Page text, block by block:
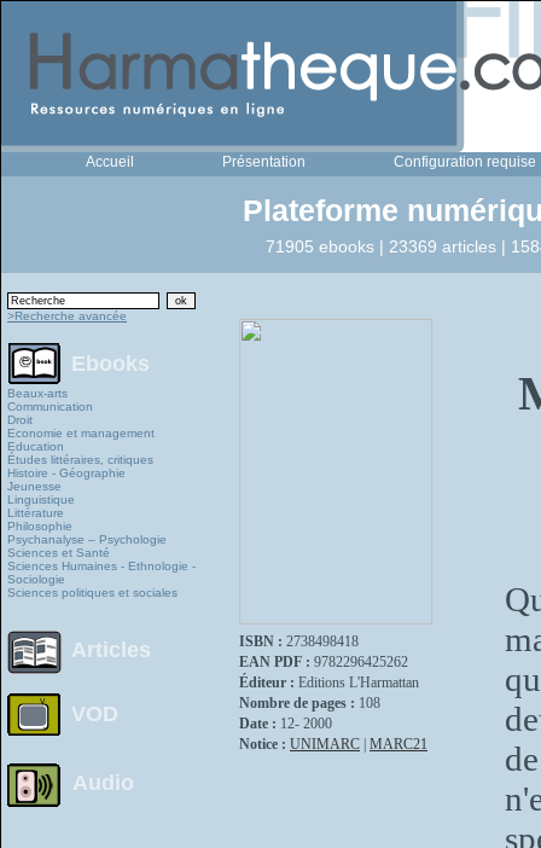
Accueil Présentation Configuration requise
Plateforme
71905 ebooks | 23369 articles |
>Recherche avancée
Ebooks
Beaux-arts
Communication
Droit
Economie et management
Education
Études littéraires, critiques
Histoire - Géographie
Jeunesse
Linguistique
Littérature
Philosophie
Psychanalyse – Psychologie
Sciences et Santé
Sciences Humaines - Ethnologie -
Sociologie
Sciences politiques et sociales
Articles
VOD
Audio
ISBN : 2738498418
EAN PDF : 9782296425262
Éditeur : Editions L'Harmattan
Nombre de pages : 108
Date : 12- 2000
Notice : UNIMARC MARC21